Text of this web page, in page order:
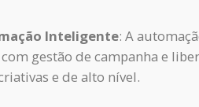
Inteligente: A
gestão de campanha e
e de alto nível.